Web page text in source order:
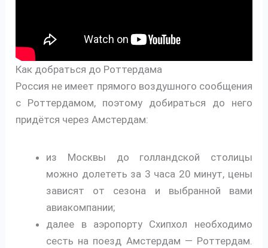
Как добраться до Роттердама
Россия не имеет прямого воздушного сообщения
с Роттердамом, поэтому добираться до него
придётся через Амстердам:
из Москвы до голландской столицы
можно долететь за 3 часа 20 минут, цены
зависят от сезона и выбранной вами
авиакомпании;
далее в аэропорту Схипхол необходимо
сесть на поезд Амстердам — Роттердам.